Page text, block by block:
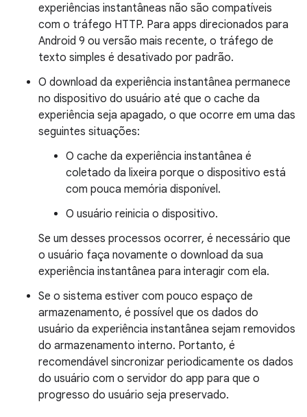
experiências instantâneas não são compatíveis
com o tráfego HTTP. Para apps direcionados para
Android 9 ou versão mais recente, o tráfego de
texto simples é desativado por padrão.
O download da experiência instantânea permanece
no dispositivo do usuário até que o cache da
experiência seja apagado, o que ocorre em uma das
seguintes situações:
O cache da experiência instantânea é
coletado da lixeira porque o dispositivo está
com pouca memória disponível.
O usuário reinicia o dispositivo.
Se um desses processos ocorrer, é necessário que
o usuário faça novamente o download da sua
experiência instantânea para interagir com ela.
Se o sistema estiver com pouco espaço de
armazenamento, é possível que os dados do
usuário da experiência instantânea sejam removidos
do armazenamento interno. Portanto, é
recomendável sincronizar periodicamente os dados
do usuário com o servidor do app para que o
progresso do usuário seja preservado.